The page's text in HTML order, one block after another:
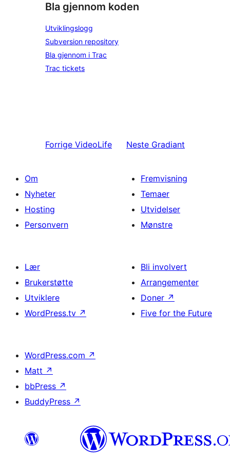
Bla gjennom koden
Utviklingslogg
Subversion repository
Bla gjennom i Trac
Trac tickets
Forrige VideoLife Neste Gradiant
Om
Nyheter
Hosting
Personvern
Fremvisning
Temaer
Utvidelser
Mønstre
Lær
Brukerstøtte
Utviklere
WordPress.tv ↗
Bli involvert
Arrangementer
Doner ↗
Five for the Future
WordPress.com ↗
Matt ↗
bbPress ↗
BuddyPress ↗